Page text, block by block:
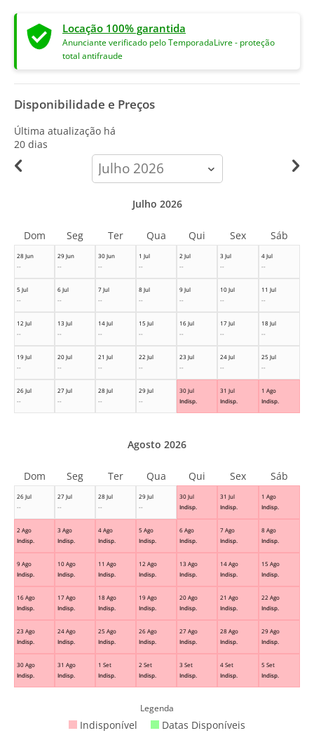
Locação 100% garantida
Anunciante verificado pelo TemporadaLivre - proteção
total antifraude
Disponibilidade e Preços
Última atualização há
20 dias
calendar-
month
28 Jun
--
29 Jun
--
30 Jun
--
1 Jul
--
2 Jul
--
3 Jul
--
4 Jul
--
5 Jul
--
6 Jul
--
7 Jul
--
8 Jul
--
9 Jul
--
10 Jul
--
11 Jul
--
12 Jul
--
13 Jul
--
14 Jul
--
15 Jul
--
16 Jul
--
17 Jul
--
18 Jul
--
19 Jul
--
20 Jul
--
21 Jul
--
22 Jul
--
23 Jul
--
24 Jul
--
25 Jul
--
26 Jul
--
27 Jul
--
28 Jul
--
29 Jul
--
30 Jul
Indisp.
31 Jul
Indisp.
1 Ago
Indisp.
Julho 2026
Dom Seg Ter Qua Qui Sex Sáb
26 Jul
--
27 Jul
--
28 Jul
--
29 Jul
--
30 Jul
Indisp.
31 Jul
Indisp.
1 Ago
Indisp.
2 Ago
Indisp.
3 Ago
Indisp.
4 Ago
Indisp.
5 Ago
Indisp.
6 Ago
Indisp.
7 Ago
Indisp.
8 Ago
Indisp.
9 Ago
Indisp.
10 Ago
Indisp.
11 Ago
Indisp.
12 Ago
Indisp.
13 Ago
Indisp.
14 Ago
Indisp.
15 Ago
Indisp.
16 Ago
Indisp.
17 Ago
Indisp.
18 Ago
Indisp.
19 Ago
Indisp.
20 Ago
Indisp.
21 Ago
Indisp.
22 Ago
Indisp.
23 Ago
Indisp.
24 Ago
Indisp.
25 Ago
Indisp.
26 Ago
Indisp.
27 Ago
Indisp.
28 Ago
Indisp.
29 Ago
Indisp.
30 Ago
Indisp.
31 Ago
Indisp.
1 Set
Indisp.
2 Set
Indisp.
3 Set
Indisp.
4 Set
Indisp.
5 Set
Indisp.
Agosto 2026
Dom Seg Ter Qua Qui Sex Sáb
Legenda
Indisponível Datas Disponíveis